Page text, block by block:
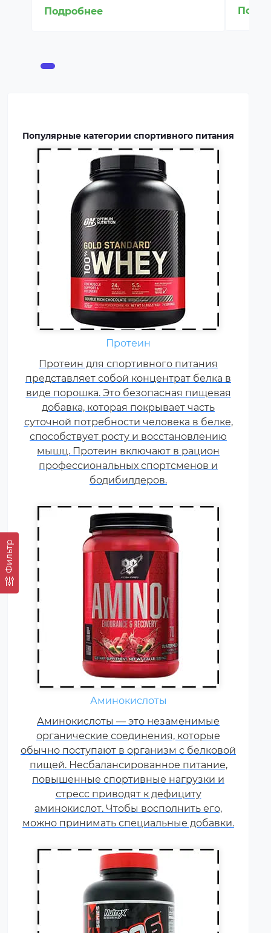
Фильтр
Подробнее
Популярные категории спортивного питания
концентрат белка в виде
потребности человека в белке,
спортсменов и бодибилдеров.
Протеин
Протеин для спортивного питания
представляет собой концентрат белка в
виде порошка. Это безопасная пищевая
добавка, которая покрывает часть
суточной потребности человека в белке,
способствует росту и восстановлению
мышц. Протеин включают в рацион
профессиональных спортсменов и
бодибилдеров.
незаменимые органические
соединения, которые обычно
поступают в организм с
белковой пищей.
Несбалансированное питание,
повышенные спортивные
нагрузки и стресс приводят к
дефициту аминокислот. Чтобы
восполнить его, можно
принимать специальные
Аминокислоты
Аминокислоты — это незаменимые
органические соединения, которые
обычно поступают в организм с белковой
пищей. Несбалансированное питание,
повышенные спортивные нагрузки и
стресс приводят к дефициту
аминокислот. Чтобы восполнить его,
можно принимать специальные добавки.
Жиросжигатели относятся к
добавок, которые способствуют
улучшению результатов
тренировок и помогают
избавляться от лишнего жира,
используя его в качестве
дополнительного источника
энергии.